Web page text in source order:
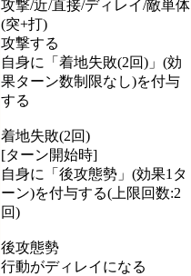
攻撃/近/直接/ディレイ/敵単体
(突+打)
攻撃する
自身に「着地失敗(2回)」(効
果ターン数制限なし)を付与
する
着地失敗(2回)
[ターン開始時]
自身に「後攻態勢」(効果1タ
ーン)を付与する(上限回数:2
回)
後攻態勢
行動がディレイになる